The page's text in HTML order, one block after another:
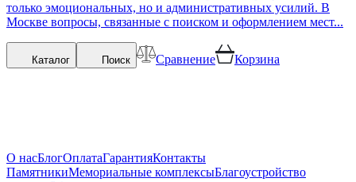
только эмоциональных, но и административных усилий. В
Москве вопросы, связанные с поиском и оформлением мест...
Каталог Поиск Сравнение Корзина
О насБлогОплатаГарантияКонтакты
ПамятникиМемориальные комплексыБлагоустройство